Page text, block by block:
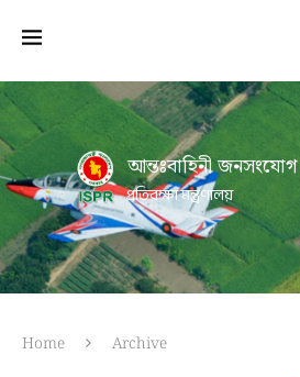
আন্তঃবাহিনী
প্রতিরক্ষা মন্ত্রণালয়
Home Archive